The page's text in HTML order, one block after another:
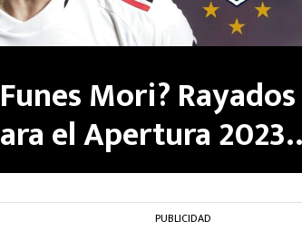
Mori? Rayados
el Apertura 2023 |
PUBLICIDAD